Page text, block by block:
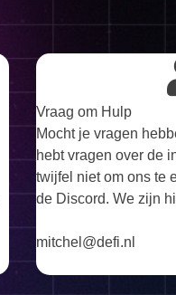
Vraag om Hulp
Mocht je vragen
hebt vragen over de
twijfel niet om ons te
de Discord. We zijn
mitchel@defi.nl